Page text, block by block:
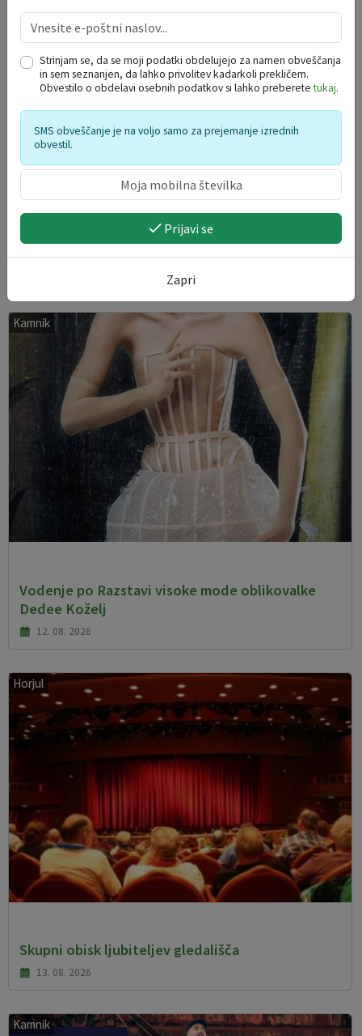
Joga v parku
Kamnik
Vodenje po Razstavi visoke mode oblikovalke
Dedee Koželj
12. 08. 2026
Horjul
Skupni obisk ljubiteljev gledališča
13. 08. 2026
Kamnik
Strinjam se, da se moji podatki obdelujejo za namen obveščanja
in sem seznanjen, da lahko privolitev kadarkoli prekličem.
Obvestilo o obdelavi osebnih podatkov si lahko preberetetukaj.
SMS obveščanje je na voljo samo za prejemanje izrednih
obvestil.
Prijavi se
Zapri